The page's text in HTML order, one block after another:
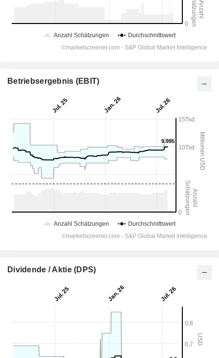
Betriebsergebnis (EBIT)
Dividende / Aktie (DPS)